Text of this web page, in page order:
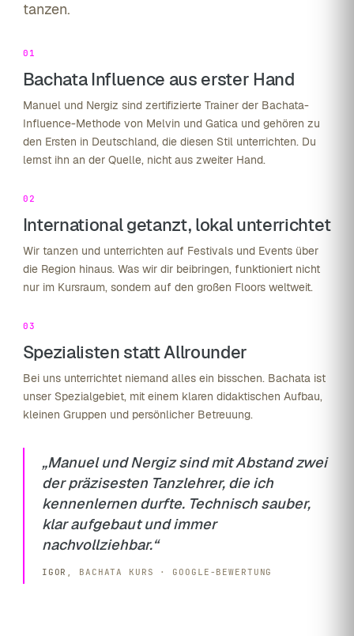
tanzen.
01
Bachata Influence aus erster Hand
Manuel und Nergiz sind zertifizierte Trainer der Bachata-
Influence-Methode von Melvin und Gatica und gehören zu
den Ersten in Deutschland, die diesen Stil unterrichten. Du
lernst ihn an der Quelle, nicht aus zweiter Hand.
02
International getanzt, lokal unterrichtet
Wir tanzen und unterrichten auf Festivals und Events über
die Region hinaus. Was wir dir beibringen, funktioniert nicht
nur im Kursraum, sondern auf den großen Floors weltweit.
03
Spezialisten statt Allrounder
Bei uns unterrichtet niemand alles ein bisschen. Bachata ist
unser Spezialgebiet, mit einem klaren didaktischen Aufbau,
kleinen Gruppen und persönlicher Betreuung.
„Manuel und Nergiz sind mit Abstand zwei
der präzisesten Tanzlehrer, die ich
kennenlernen durfte. Technisch sauber,
klar aufgebaut und immer
nachvollziehbar.“
IGOR , BACHATA KURS · GOOGLE-BEWERTUNG